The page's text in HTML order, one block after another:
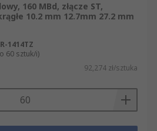
160 MBd, złącze ST,
10.2 mm 12.7mm 27.2 mm
1414TZ
60 sztuk/i)
92,274 zł/sztuka